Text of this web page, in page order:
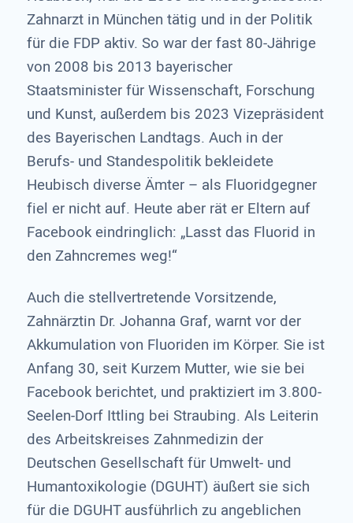
Zahnarzt in München tätig und in der Politik
für die FDP aktiv. So war der fast 80-Jährige
von 2008 bis 2013 bayerischer
Staatsminister für Wissenschaft, Forschung
und Kunst, außerdem bis 2023 Vizepräsident
des Bayerischen Landtags. Auch in der
Berufs- und Standespolitik bekleidete
Heubisch diverse Ämter – als Fluoridgegner
fiel er nicht auf. Heute aber rät er Eltern auf
Facebook eindringlich: „Lasst das Fluorid in
den Zahncremes weg!“
Auch die stellvertretende Vorsitzende,
Zahnärztin Dr. Johanna Graf, warnt vor der
Akkumulation von Fluoriden im Körper. Sie ist
Anfang 30, seit Kurzem Mutter, wie sie bei
Facebook berichtet, und praktiziert im 3.800-
Seelen-Dorf Ittling bei Straubing. Als Leiterin
des Arbeitskreises Zahnmedizin der
Deutschen Gesellschaft für Umwelt- und
Humantoxikologie (DGUHT) äußert sie sich
für die DGUHT ausführlich zu angeblichen